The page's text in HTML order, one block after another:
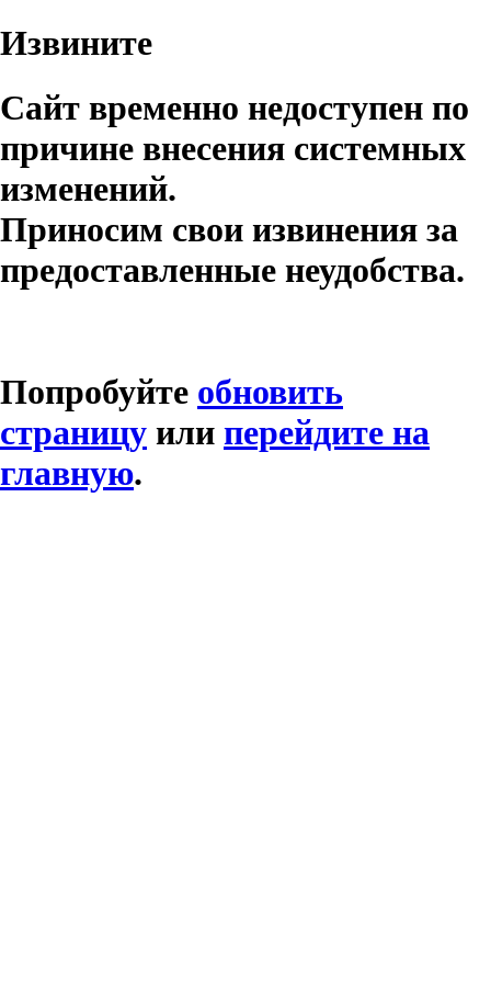
Извините
Сайт временно недоступен по
причине внесения системных
изменений.
Приносим свои извинения за
предоставленные неудобства.
Попробуйте обновить
страницу или перейдите на
главную.